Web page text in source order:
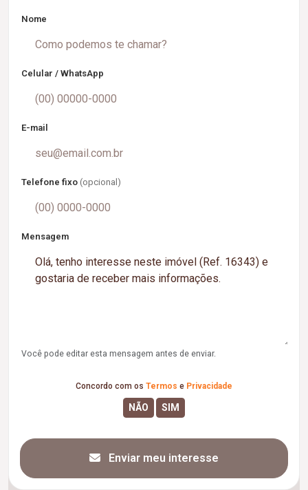
Nome
Celular / WhatsApp
E-mail
Telefone fixo (opcional)
Mensagem
Você pode editar esta mensagem antes de enviar.
Concordo com os Termos e Privacidade
Enviar meu interesse